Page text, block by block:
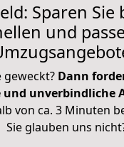
Sparen Sie
und
geweckt? Dann
und unverbindliche
von ca. 3 Minuten
Sie glauben uns